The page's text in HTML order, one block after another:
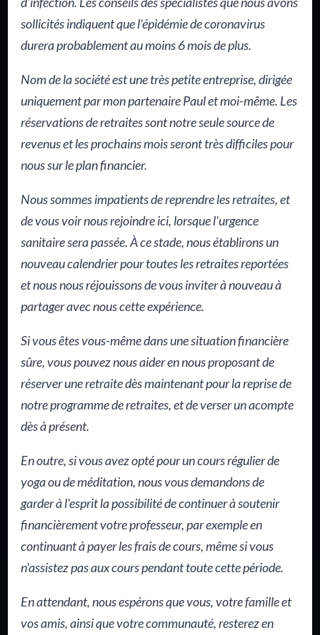
sollicités indiquent que l'épidémie de coronavirus
durera probablement au moins 6 mois de plus.
Nom de la société est une très petite entreprise, dirigée
uniquement par mon partenaire Paul et moi-même. Les
réservations de retraites sont notre seule source de
revenus et les prochains mois seront très difficiles pour
nous sur le plan financier.
Nous sommes impatients de reprendre les retraites, et
de vous voir nous rejoindre ici, lorsque l'urgence
sanitaire sera passée. À ce stade, nous établirons un
nouveau calendrier pour toutes les retraites reportées
et nous nous réjouissons de vous inviter à nouveau à
partager avec nous cette expérience.
Si vous êtes vous-même dans une situation financière
sûre, vous pouvez nous aider en nous proposant de
réserver une retraite dès maintenant pour la reprise de
notre programme de retraites, et de verser un acompte
dès à présent.
En outre, si vous avez opté pour un cours régulier de
yoga ou de méditation, nous vous demandons de
garder à l'esprit la possibilité de continuer à soutenir
financièrement votre professeur, par exemple en
continuant à payer les frais de cours, même si vous
n'assistez pas aux cours pendant toute cette période.
En attendant, nous espérons que vous, votre famille et
vos amis, ainsi que votre communauté, resterez en